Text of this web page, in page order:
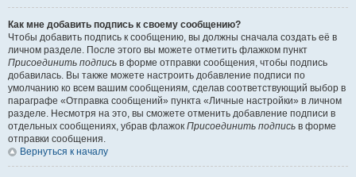
Как мне добавить подпись к своему сообщению?
Чтобы добавить подпись к сообщению, вы должны сначала создать её в
личном разделе. После этого вы можете отметить флажком пункт
Присоединить подпись в форме отправки сообщения, чтобы подпись
добавилась. Вы также можете настроить добавление подписи по
умолчанию ко всем вашим сообщениям, сделав соответствующий выбор в
параграфе «Отправка сообщений» пункта «Личные настройки» в личном
разделе. Несмотря на это, вы сможете отменить добавление подписи в
отдельных сообщениях, убрав флажок Присоединить подпись в форме
отправки сообщения.
Вернуться к началу